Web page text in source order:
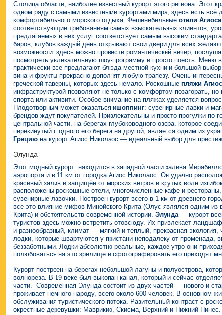
Столица области, наиболее известный курорт этого региона. Этот
одном ряду с самыми известными курортами мира, здесь есть всё
комфортабельного морского отдыха. Фешенебельные отели
соответствующие требованиям самых взыскательных клиентов,
предлагаемых в них услуг соответствует самым высоким
баров, клубов каждый день открывают свои двери для всех
возможности: здесь можно провести романтический вечер,
посмотреть увлекательную шоу-программу и просто поесть. Меню
практически все предлагают блюда местной кухни и большой
вина и фрукты прекрасно дополнят любую трапезу. Очень
греческой таверны, которых здесь немало. Роскошные пляжи
инфраструктурой позволяют не только с комфортом позагорать,
спорта или активити. Особое внимание на пляжах уделяется
Плодотворным может оказаться ишоппинг: сувенирные лавки и
брендов ждут покупателей. Привлекательны и просто прогулки по
центральной части, на берегах глубоководного озера, которое
перекинутый с одного его берега на другой, является одним из
Грецию на курорт Агиос Николаос — идеальный выбор для
Элунда
Этот модный курорт находится в западной части залива
аэропорта и в 11 км от городка Агиос Николаос. Он удачно
красивый залив и защищён от морских ветров и крутых волн
расположены роскошные отели, многочисленные кафе и рестораны,
сувенирные лавочки. Построен курорт всего в 1 км от древнего
все это влияние мифов Минойского Крита (Олус являлся одним из
Крита) и обстоятельств современной истории. Элунда — курорт
туристов здесь можно встретить отовсюду. Их привлекает
и разнообразный, климат — мягкий и теплый, прекрасная
лодки, которые швартуются у пристани неподалеку от променада,
беззаботными. Лодки абсолютно реальные, каждое утро они
полюбоваться на это зрелище и сфотографировать его приходят
Курорт построен на берегах небольшой лагуны и полуострова,
волнореза. В 19 веке был выкопан канал, который и сейчас
части. Современная Элунда состоит из двух частей — нового и
проживает немного народу, всего около 600 человек. В основном
обслуживания туристического потока. Разительный контраст с
окрестные деревушки: Маврикио, Скисма, Верхний и Нижний